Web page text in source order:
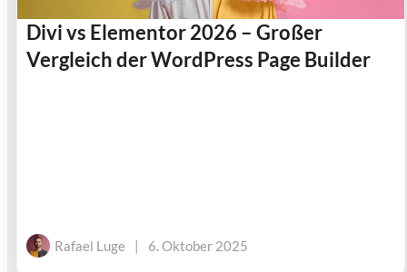
Divi vs Elementor 2026 – Großer
Vergleich der WordPress Page Builder
Rafael Luge | 6. Oktober 2025